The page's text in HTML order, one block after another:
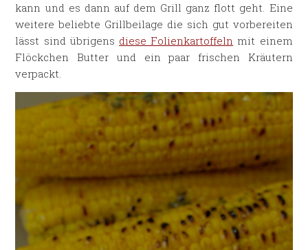
kann und es dann auf dem Grill ganz flott geht. Eine
weitere beliebte Grillbeilage die sich gut vorbereiten
lässt sind übrigens diese Folienkartoffeln mit einem
Flöckchen Butter und ein paar frischen Kräutern
verpackt.